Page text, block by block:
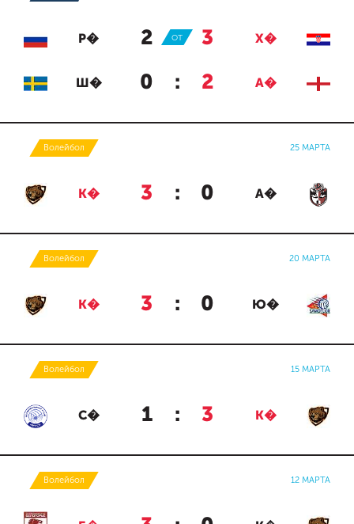
Р� 2 : 3 Х�
ОТ
Ш� 0 : 2 А�
Волейбол 25 МАРТА
К� 3 : 0 А�
Волейбол 20 МАРТА
К� 3 : 0 Ю�
Волейбол 15 МАРТА
С� 1 : 3 К�
Волейбол 12 МАРТА